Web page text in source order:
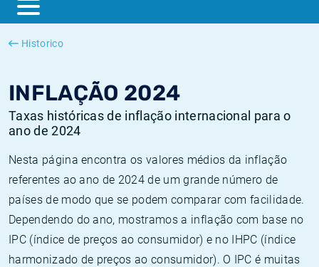
Historico
INFLAÇÃO 2024
Taxas históricas de inflação internacional para o
ano de 2024
Nesta página encontra os valores médios da inflação
referentes ao ano de 2024 de um grande número de
países de modo que se podem comparar com facilidade.
Dependendo do ano, mostramos a inflação com base no
IPC (índice de preços ao consumidor) e no IHPC (índice
harmonizado de preços ao consumidor). O IPC é muitas
ESTER
SONIA
Inflação Estados Unidos
Inflação Europa
Taxas SONIA históricas
Taxas TONAR históricas